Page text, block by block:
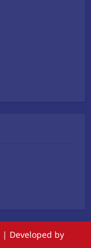
| Developed by